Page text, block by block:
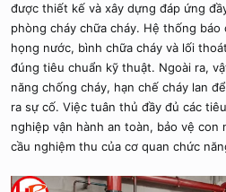
o
được thiết kế và xây dựng đáp ứng
phòng cháy chữa cháy. Hệ thống
họng nước, bình chữa cháy và lối
đúng tiêu chuẩn kỹ thuật. Ngoài ra,
năng chống cháy, hạn chế cháy lan
ra sự cố. Việc tuân thủ đầy đủ các
nghiệp vận hành an toàn, bảo vệ con
cầu nghiệm thu của cơ quan chức